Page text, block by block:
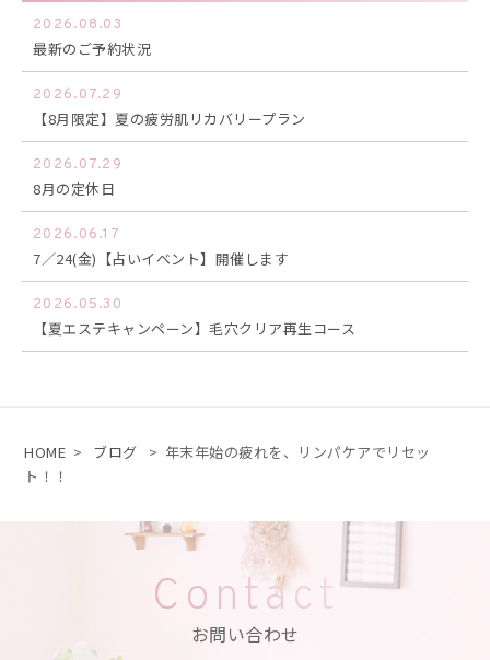
2026.08.03
最新のご予約状況
2026.07.29
【8月限定】夏の疲労肌リカバリープラン
2026.07.29
8月の定休日
2026.06.17
7／24(金)【占いイベント】開催します
2026.05.30
【夏エステキャンペーン】毛穴クリア再生コース
HOME > ブログ > 年末年始の疲れを、リンパケアでリセッ
ト！！
Contact
お問い合わせ